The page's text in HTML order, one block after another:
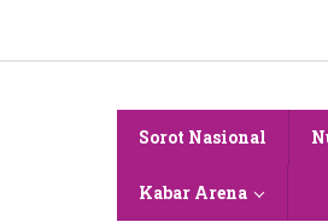
konten
Sorot Nasional
Kabar Arena